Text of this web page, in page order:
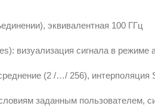
эквивалентная 100 ГГц
визуализация сигнала в режиме
(2 /…/ 256), интерполяция
заданным пользователем,